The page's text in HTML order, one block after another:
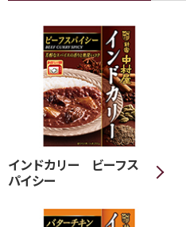
インドカリー ビーフス
パイシー